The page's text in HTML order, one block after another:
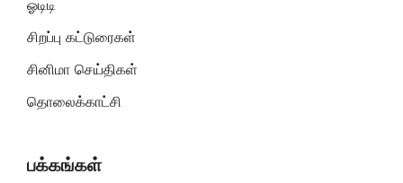
ஓடிடி
சிறப்பு கட்டுரைகள்
சினிமா செய்திகள்
தொலைக்காட்சி
பக்கங்கள்